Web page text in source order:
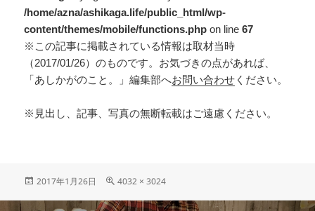
/home/azna/ashikaga.life/public_html/wp-
content/themes/mobile/functions.php on line67
※この記事に掲載されている情報は取材当時
（2017/01/26）のものです。お気づきの点があれば、
「あしかがのこと。」編集部へお問い合わせ ください。
※見出し、記事、写真の無断転載はご遠慮ください。
2017年1月26日 4032 × 3024